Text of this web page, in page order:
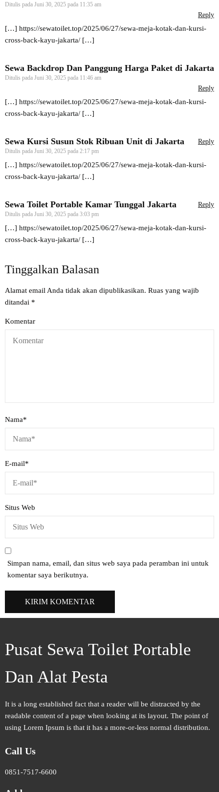
Ditulis pada Juni 30, 2025 pada 11:35 am
Reply
[…] https://sewatoilet.top/2025/06/27/sewa-meja-kotak-dan-kursi-
cross-back-kayu-jakarta/ […]
Sewa Backdrop Dan Panggung Harga Paket di Jakarta
Ditulis pada Juni 30, 2025 pada 11:46 am
Reply
[…] https://sewatoilet.top/2025/06/27/sewa-meja-kotak-dan-kursi-
cross-back-kayu-jakarta/ […]
Sewa Kursi Susun Stok Ribuan Unit di Jakarta
Ditulis pada Juni 30, 2025 pada 2:17 pm
Reply
[…] https://sewatoilet.top/2025/06/27/sewa-meja-kotak-dan-kursi-
cross-back-kayu-jakarta/ […]
Sewa Toilet Portable Kamar Tunggal Jakarta
Ditulis pada Juni 30, 2025 pada 3:03 pm
Reply
[…] https://sewatoilet.top/2025/06/27/sewa-meja-kotak-dan-kursi-
cross-back-kayu-jakarta/ […]
Tinggalkan Balasan
Alamat email Anda tidak akan dipublikasikan. Ruas yang wajib
ditandai *
Komentar
Nama*
E-mail*
Situs Web
Simpan nama, email, dan situs web saya pada peramban ini untuk
komentar saya berikutnya.
Pusat Sewa Toilet Portable
Dan Alat Pesta
It is a long established fact that a reader will be distracted by the
readable content of a page when looking at its layout. The point of
using Lorem Ipsum is that it has a more-or-less normal distribution.
Call Us
0851-7517-6600